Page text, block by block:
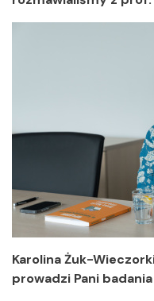
Karolina Żuk-
prowadzi Pani